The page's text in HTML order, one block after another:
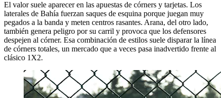
El valor suele aparecer en las apuestas de córners y tarjetas. Los
laterales de Bahía fuerzan saques de esquina porque juegan muy
pegados a la banda y meten centros rasantes. Arana, del otro lado,
también genera peligro por su carril y provoca que los defensores
despejen al córner. Esa combinación de estilos suele disparar la línea
de córners totales, un mercado que a veces pasa inadvertido frente al
clásico 1X2.